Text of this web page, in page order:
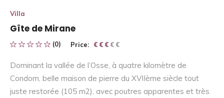
Villa
Gîte de Mirane
(0) Price: € € € € €
€ € €
Dominant la vallée de l’Osse, à quatre kilomètre de
Condom, belle maison de pierre du XVIIème siècle tout
juste restorée (105 m2), avec poutres apparentes et très